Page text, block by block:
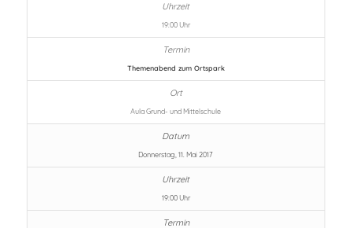
19:00 Uhr
Themenabend zum Ortspark
Aula Grund- und Mittelschule
Donnerstag, 11. Mai 2017
19:00 Uhr